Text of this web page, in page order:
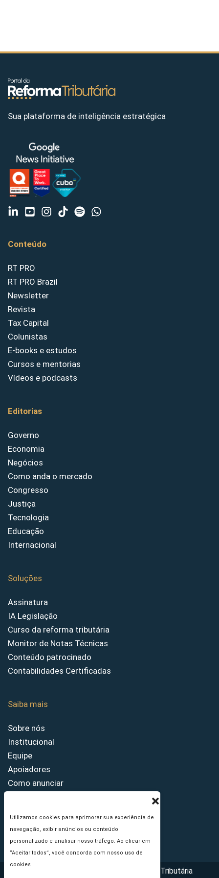
Utilizamos cookies para aprimorar sua experiência de
navegação, exibir anúncios ou conteúdo
personalizado e analisar nosso tráfego. Ao clicar em
“Aceitar todos”, você concorda com nosso uso de
cookies.
Sua plataforma de inteligência estratégica
Conteúdo
RT PRO
RT PRO Brazil
Newsletter
Revista
Tax Capital
Colunistas
E-books e estudos
Cursos e mentorias
Vídeos e podcasts
Editorias
Governo
Economia
Negócios
Como anda o mercado
Congresso
Justiça
Tecnologia
Educação
Internacional
Soluções
Assinatura
IA Legislação
Curso da reforma tributária
Monitor de Notas Técnicas
Conteúdo patrocinado
Contabilidades Certificadas
Saiba mais
Sobre nós
Institucional
Equipe
Apoiadores
Como anunciar
Princípios Editoriais
Copyright © 2026 - Portal da Reforma Tributária